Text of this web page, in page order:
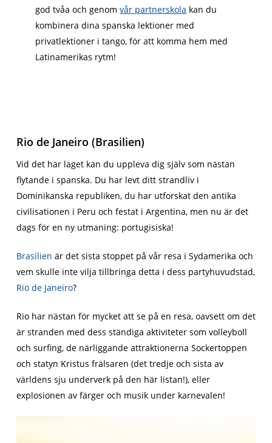
god tvåa och genomvår partnerskola kan du
kombinera dina spanska lektioner med
privatlektioner i tango, för att komma hem med
Latinamerikas rytm!
Rio de Janeiro (Brasilien)
Vid det här laget kan du uppleva dig själv som nästan
flytande i spanska. Du har levt ditt strandliv i
Dominikanska republiken, du har utforskat den antika
civilisationen i Peru och festat i Argentina, men nu är det
dags för en ny utmaning: portugisiska!
Brasilien är det sista stoppet på vår resa i Sydamerika och
vem skulle inte vilja tillbringa detta i dess partyhuvudstad,
Rio de Janeiro?
Rio har nästan för mycket att se på en resa, oavsett om det
är stranden med dess ständiga aktiviteter som volleyboll
och surfing, de närliggande attraktionerna Sockertoppen
och statyn Kristus frälsaren (det tredje och sista av
världens sju underverk på den här listan!), eller
explosionen av färger och musik under karnevalen!